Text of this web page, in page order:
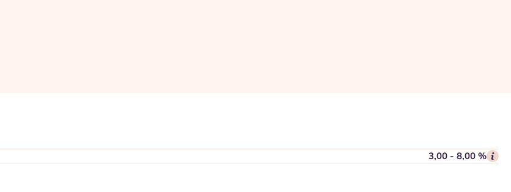
3,00 - 8,00 %